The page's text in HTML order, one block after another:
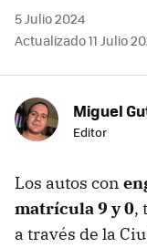
5 Julio 2024
Actualizado 11 Julio
Miguel
Editor
Los autos con
matrícula 9 y 0,
a través de la